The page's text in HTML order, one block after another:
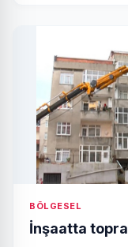
BÖLGESEL
İnşaatta